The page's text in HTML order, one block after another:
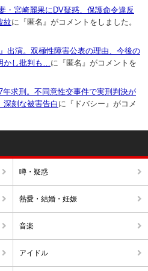
宮崎麗果にDV疑惑、保護命令違反
紋に『匿名』がコメントをしました。
出演。双極性障害公表の理由、今後の
かし批判も…に『匿名』がコメントを
求刑。不同意性交事件で実刑判決が
刻な被害告白 に『ドバシー』がコメ
噂・疑惑
熱愛・結婚・妊娠
音楽
アイドル